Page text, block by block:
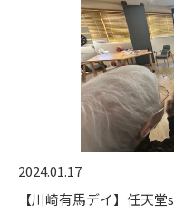
2024.01.17
【川崎有馬デイ】任天